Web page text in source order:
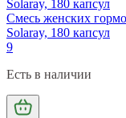
Смесь женских
Solaray, 180 капсул
9
Есть в наличии